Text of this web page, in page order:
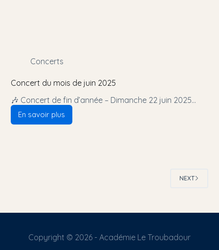
Concerts
Concert du mois de juin 2025
🎶 Concert de fin d’année – Dimanche 22 juin 2025…
En savoir plus
NEXT
Copyright © 2026 - Académie Le Troubadour